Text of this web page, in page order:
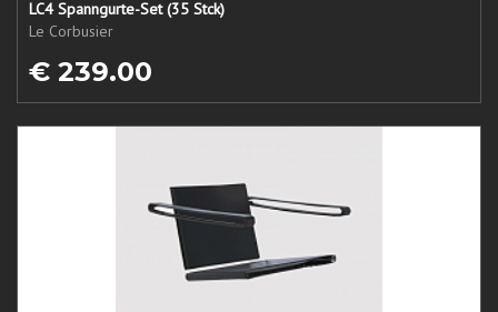
LC4 Spanngurte-Set (35 Stck)
Le Corbusier
€ 239.00